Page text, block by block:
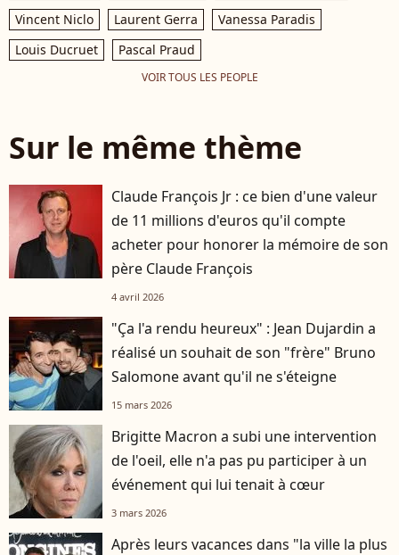
Vincent Niclo
Laurent Gerra
Vanessa Paradis
Louis Ducruet
Pascal Praud
VOIR TOUS LES PEOPLE
Sur le même thème
Claude François Jr : ce bien d'une valeur
de 11 millions d'euros qu'il compte
acheter pour honorer la mémoire de son
père Claude François
4 avril 2026
"Ça l'a rendu heureux" : Jean Dujardin a
réalisé un souhait de son "frère" Bruno
Salomone avant qu'il ne s'éteigne
15 mars 2026
Brigitte Macron a subi une intervention
de l'oeil, elle n'a pas pu participer à un
événement qui lui tenait à cœur
3 mars 2026
Après leurs vacances dans "la ville la plus